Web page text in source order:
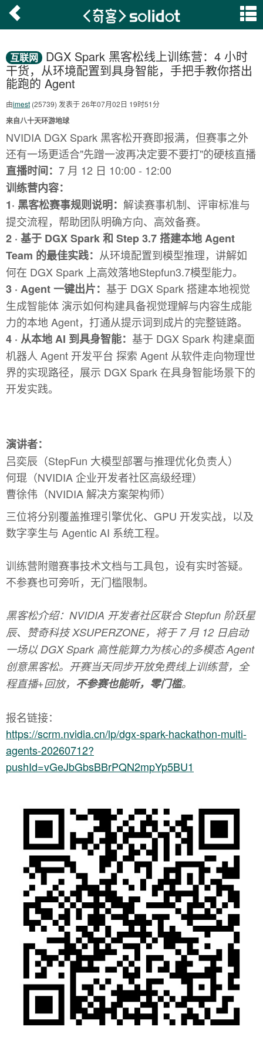
互联网
DGX Spark 黑客松线上训练营：4 小时
干货，从环境配置到具身智能，手把手教你搭出
能跑的 Agent
由imest (25739) 发表于 26年07月02日 19时51分
来自八十天环游地球
NVIDIA DGX Spark 黑客松开赛即报满，但赛事之外
还有一场更适合"先蹭一波再决定要不要打"的硬核直播
直播时间： 7 月 12 日 10:00 - 12:00
训练营内容：
1· 黑客松赛事规则说明： 解读赛事机制、评审标准与
提交流程，帮助团队明确方向、高效备赛。
2 · 基于 DGX Spark 和 Step 3.7 搭建本地 Agent
Team 的最佳实践： 从环境配置到模型推理，讲解如
何在 DGX Spark 上高效落地Stepfun3.7模型能力。
3 · Agent 一键出片： 基于 DGX Spark 搭建本地视觉
生成智能体 演示如何构建具备视觉理解与内容生成能
力的本地 Agent，打通从提示词到成片的完整链路。
4 · 从本地 AI 到具身智能： 基于 DGX Spark 构建桌面
机器人 Agent 开发平台 探索 Agent 从软件走向物理世
界的实现路径，展示 DGX Spark 在具身智能场景下的
开发实践。
演讲者：
吕奕辰（StepFun 大模型部署与推理优化负责人）
何琨（NVIDIA 企业开发者社区高级经理）
曹徐伟（NVIDIA 解决方案架构师）
三位将分别覆盖推理引擎优化、GPU 开发实战，以及
数字孪生与 Agentic AI 系统工程。
训练营附赠赛事技术文档与工具包，设有实时答疑。
不参赛也可旁听，无门槛限制。
黑客松介绍：NVIDIA 开发者社区联合 Stepfun 阶跃星
辰、赞奇科技 XSUPERZONE，将于 7 月 12 日启动
一场以 DGX Spark 高性能算力为核心的多模态 Agent
创意黑客松。开赛当天同步开放免费线上训练营，全
程直播+回放， 不参赛也能听，零门槛。
报名链接：
https://scrm.nvidia.cn/lp/dgx-spark-hackathon-multi-
agents-20260712?
pushId=vGeJbGbsBBrPQN2mpYp5BU1